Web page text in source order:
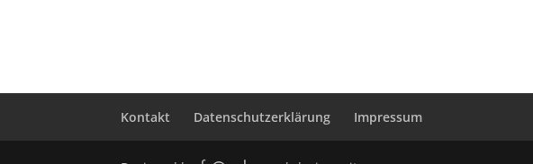
Kontakt Datenschutzerklärung Impressum